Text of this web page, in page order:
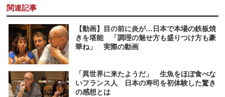
関連記事
【動画】目の前に炎が…日本で本場の鉄板焼
きを堪能 「調理の魅せ方も盛りつけ方も豪
華ね」 実際の動画
「異世界に来たようだ」 生魚をほぼ食べな
いフランス人 日本の寿司を初体験した驚き
の感想とは